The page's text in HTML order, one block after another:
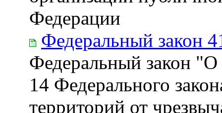
Федерации
Федеральный закон
Федеральный закон "О
14 Федерального
территорий от